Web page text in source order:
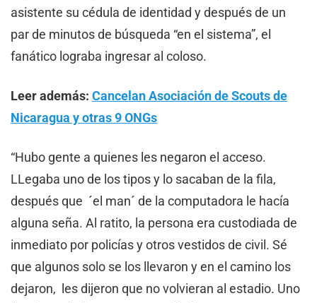
asistente su cédula de identidad y después de un
par de minutos de búsqueda “en el sistema”, el
fanático lograba ingresar al coloso.
Leer además: Cancelan Asociación de Scouts de
Nicaragua y otras 9 ONGs
“Hubo gente a quienes les negaron el acceso.
LLegaba uno de los tipos y lo sacaban de la fila,
después que ´el man´ de la computadora le hacía
alguna seña. Al ratito, la persona era custodiada de
inmediato por policías y otros vestidos de civil. Sé
que algunos solo se los llevaron y en el camino los
dejaron, les dijeron que no volvieran al estadio. Uno